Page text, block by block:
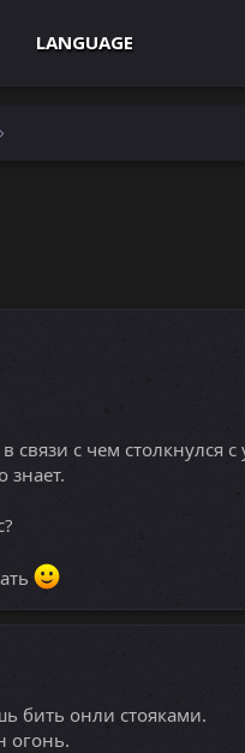
LANGUAGE
связи с чем
знает.
бить онли стояками.
огонь.